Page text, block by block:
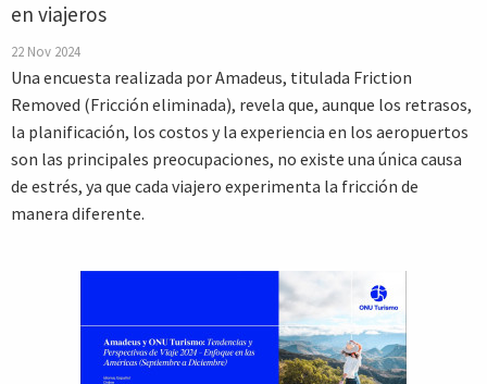
en viajeros
22 Nov 2024
Una encuesta realizada por Amadeus, titulada Friction
Removed (Fricción eliminada), revela que, aunque los retrasos,
la planificación, los costos y la experiencia en los aeropuertos
son las principales preocupaciones, no existe una única causa
de estrés, ya que cada viajero experimenta la fricción de
manera diferente.